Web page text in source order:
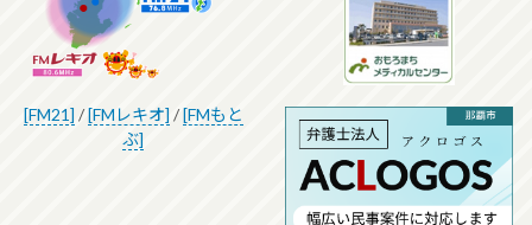
[FM21] /[FMレキオ] /[FMもと
ぶ]